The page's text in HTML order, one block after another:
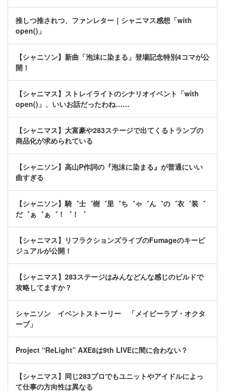
推しつ推されつ、ファンレター｜シャニマス感想「with
open()」
【シャニソン】新曲「泡沫に染まる」登場記念特別4コマが公
開！
【シャニマス】ストレイライトのシナリオイベント「with
open()」、いいお話だったわね……
【シャニマス】大富豪や283ステージで出てくるトランプの
商品化が求められている
【シャニソン】高山P作詞の『泡沫に染まる』が普通にいい
曲すぎる
【シャニソン】騎゛士゛樹゛里゛ち゛ゃ゛ん゛の゛衣゛装゛
だ゛ぁ゛ぁ゛！゛！゛
【シャニマス】リフラクションズライブのFumageのキービ
ジュアルが公開！
【シャニマス】283ステージはみんなどんな感じのビルドで
攻略してますか？
シャニソン イベントストーリー 「メイビーラブ・オクタ
ーブ」
Project “ReLight” AXE8は9th LIVEに間に合わない？
【シャニマス】同じ283プロでもユニットやアイドルによっ
て仕事の方向性は異なる